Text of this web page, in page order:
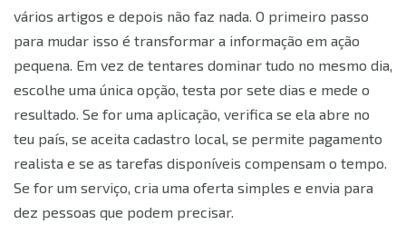
vários artigos e depois não faz nada. O primeiro passo
para mudar isso é transformar a informação em ação
pequena. Em vez de tentares dominar tudo no mesmo dia,
escolhe uma única opção, testa por sete dias e mede o
resultado. Se for uma aplicação, verifica se ela abre no
teu país, se aceita cadastro local, se permite pagamento
realista e se as tarefas disponíveis compensam o tempo.
Se for um serviço, cria uma oferta simples e envia para
dez pessoas que podem precisar.